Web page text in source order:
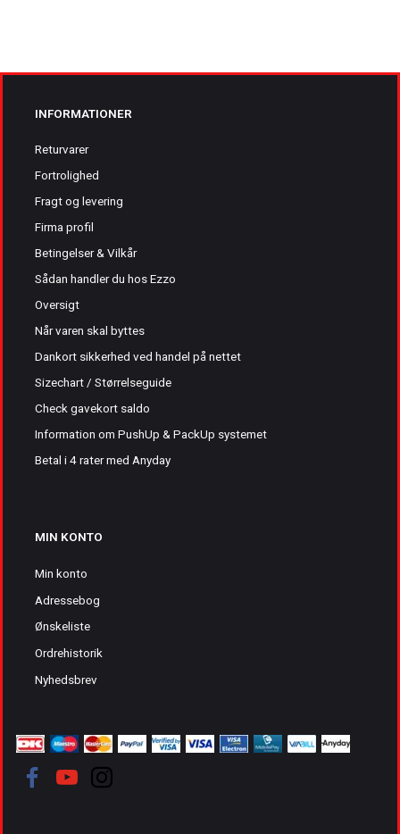
INFORMATIONER
Returvarer
Fortrolighed
Fragt og levering
Firma profil
Betingelser & Vilkår
Sådan handler du hos Ezzo
Oversigt
Når varen skal byttes
Dankort sikkerhed ved handel på nettet
Sizechart / Størrelseguide
Check gavekort saldo
Information om PushUp & PackUp systemet
Betal i 4 rater med Anyday
MIN KONTO
Min konto
Adressebog
Ønskeliste
Ordrehistorik
Nyhedsbrev